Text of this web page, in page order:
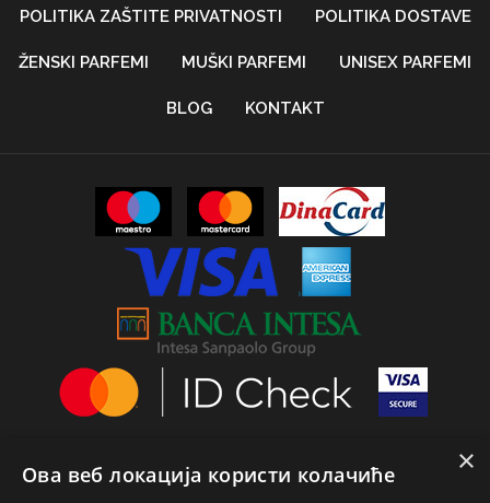
POLITIKA ZAŠTITE PRIVATNOSTI POLITIKA DOSTAVE
ŽENSKI PARFEMI MUŠKI PARFEMI UNISEX PARFEMI
BLOG KONTAKT
×
Ова веб локација користи колачиће